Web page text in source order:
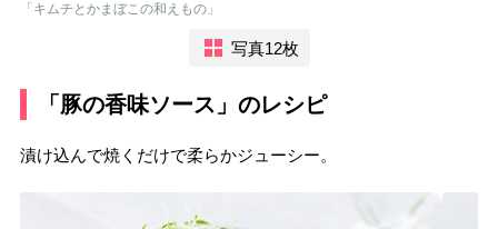
「キムチとかまぼこの和えもの」
写真12枚
「豚の香味ソース」のレシピ
漬け込んで焼くだけで柔らかジューシー。